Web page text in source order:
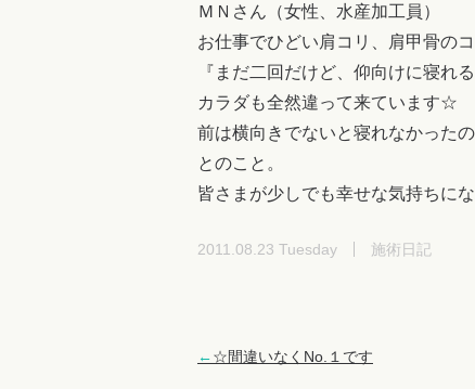
ＭＮさん（女性、水産加工員）
お仕事でひどい肩コリ、肩甲骨の
『まだ二回だけど、仰向けに寝れ
カラダも全然違って来ています☆
前は横向きでないと寝れなかったの
とのこと。
皆さまが少しでも幸せな気持ちに
2011.08.23 Tuesday 施術日記
←☆間違いなくNo.１です